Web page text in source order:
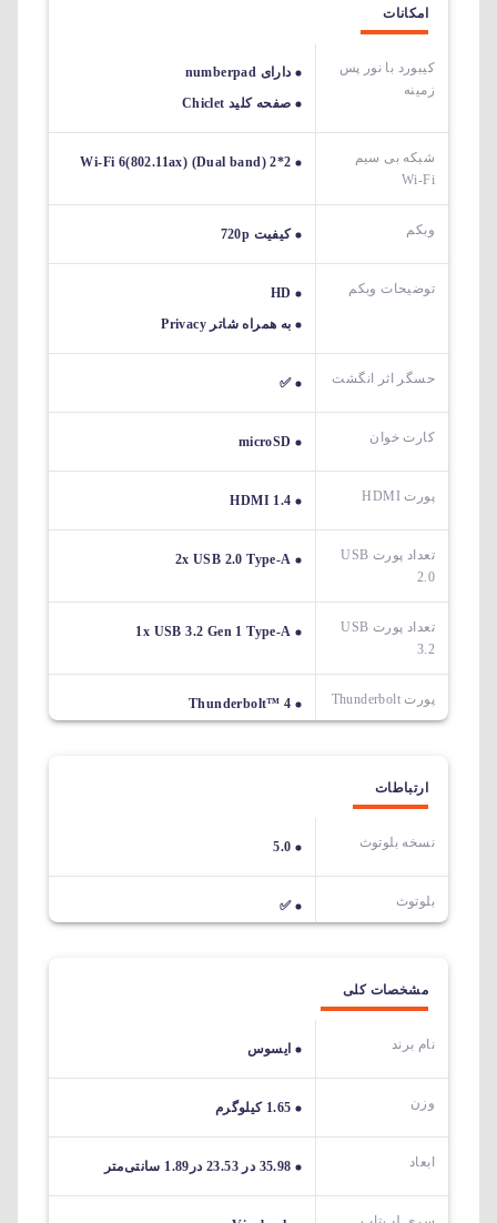
امکانات
کیبورد با نور پس
زمینه
دارای numberpad
صفحه کلید Chiclet
شبکه بی سیم
Wi-Fi
Wi-Fi 6(802.11ax) (Dual band) 2*2
وبکم کیفیت 720p
توضیحات وبکم
HD
به همراه شاتر Privacy
حسگر اثر انگشت ✅
کارت خوان microSD
پورت HDMI HDMI 1.4
تعداد پورت USB
2.0
2x USB 2.0 Type-A
تعداد پورت USB
3.2
1x USB 3.2 Gen 1 Type-A
پورت Thunderbolt Thunderbolt™ 4
ارتباطات
نسخه بلوتوث 5.0
بلوتوث ✅
مشخصات کلی
نام برند ایسوس
وزن 1.65 کیلوگرم
ابعاد 35.98 در 23.53 در1.89 سانتی‌متر